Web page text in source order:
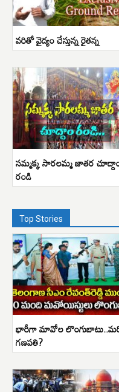
వరితో వైద్యం చేస్తున్న రైతన్న
సమ్మక్క సారలమ్మ జాతర
రండి
Top Stories
భారీగా మావోల
గణపతి?